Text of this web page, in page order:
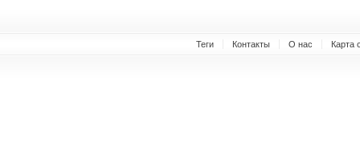
Теги Контакты О нас Карта